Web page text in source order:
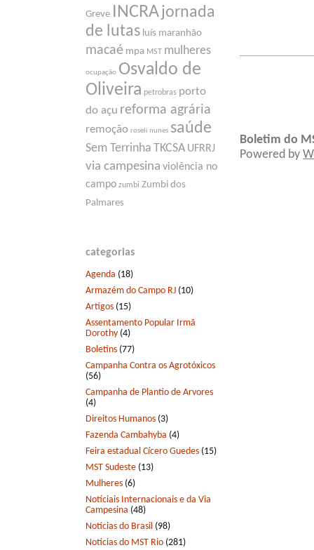
Greve INCRA jornada
de lutas luís maranhão
macaé mpa MST mulheres
ocupação Osvaldo de
Oliveira petrobras porto
do açu reforma agrária
remoção roseli nunes saúde
Sem Terrinha TKCSA UFRRJ
via campesina violência no
campo zumbi Zumbi dos
Palmares
categorias
Agenda (18)
Armazém do Campo RJ (10)
Artigos (15)
Assentamento Popular Irmã
Dorothy (4)
Boletins (77)
Campanha Contra os Agrotóxicos
(56)
Campanha de Plantio de Arvores
(4)
Direitos Humanos (3)
Fazenda Cambahyba (4)
Feira estadual Cícero Guedes (15)
MST Sudeste (13)
Mulheres (6)
Notíciais Internacionais e da Via
Campesina (48)
Notícias do Brasil (98)
Notícias do MST Rio (281)
Boletim do
Powered by